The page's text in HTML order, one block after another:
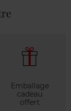
Emballage
cadeau
offert